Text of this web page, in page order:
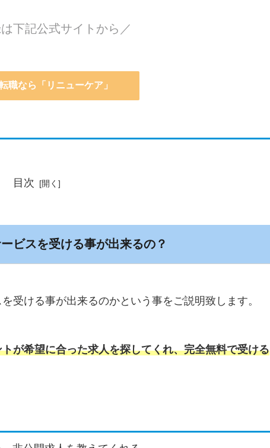
下記公式サイトから／
職なら「リニューケア」
目次
ビスを受ける事が出来るの？
受ける事が出来るのかという事をご説明致します。
が希望に合った求人を探してくれ、完全無料で受ける